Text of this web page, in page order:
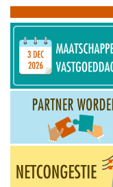
Verduurzamen
met
het
dak